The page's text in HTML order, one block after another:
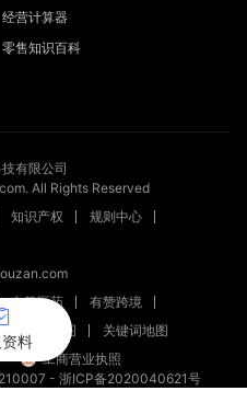
料
经营计算器
零售知识百科
有限公司
All Rights Reserved
知识产权
规则中心
有赞医药
有赞跨境
站点地图
关键词地图
工商营业执照
- 浙ICP备2020040621号